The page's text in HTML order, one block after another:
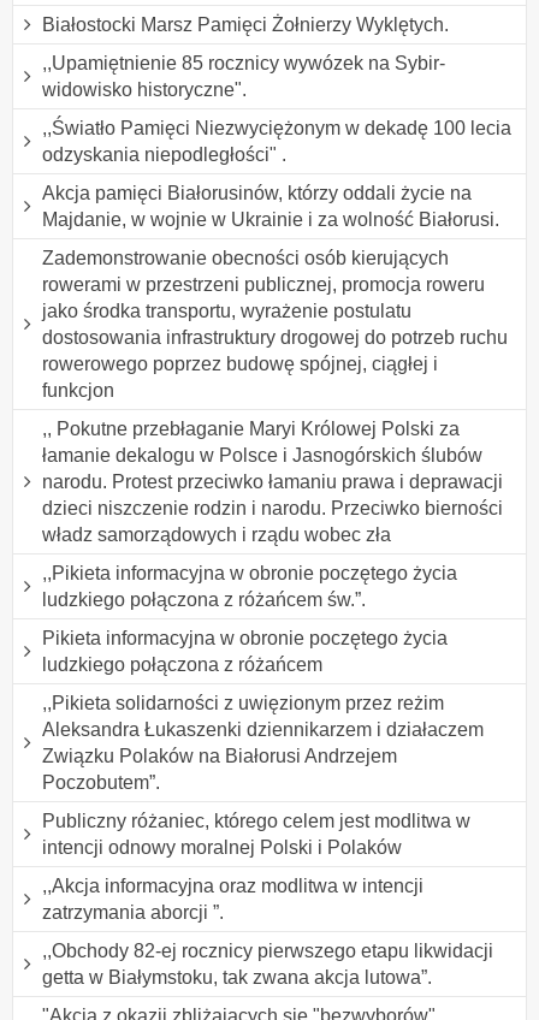
Białostocki Marsz Pamięci Żołnierzy Wyklętych.
,,Upamiętnienie 85 rocznicy wywózek na Sybir-
widowisko historyczne".
,,Światło Pamięci Niezwyciężonym w dekadę 100 lecia
odzyskania niepodległości" .
Akcja pamięci Białorusinów, którzy oddali życie na
Majdanie, w wojnie w Ukrainie i za wolność Białorusi.
Zademonstrowanie obecności osób kierujących
rowerami w przestrzeni publicznej, promocja roweru
jako środka transportu, wyrażenie postulatu
dostosowania infrastruktury drogowej do potrzeb ruchu
rowerowego poprzez budowę spójnej, ciągłej i
funkcjon
,, Pokutne przebłaganie Maryi Królowej Polski za
łamanie dekalogu w Polsce i Jasnogórskich ślubów
narodu. Protest przeciwko łamaniu prawa i deprawacji
dzieci niszczenie rodzin i narodu. Przeciwko bierności
władz samorządowych i rządu wobec zła
,,Pikieta informacyjna w obronie poczętego życia
ludzkiego połączona z różańcem św.”.
Pikieta informacyjna w obronie poczętego życia
ludzkiego połączona z różańcem
,,Pikieta solidarności z uwięzionym przez reżim
Aleksandra Łukaszenki dziennikarzem i działaczem
Związku Polaków na Białorusi Andrzejem
Poczobutem”.
Publiczny różaniec, którego celem jest modlitwa w
intencji odnowy moralnej Polski i Polaków
,,Akcja informacyjna oraz modlitwa w intencji
zatrzymania aborcji ”.
,,Obchody 82-ej rocznicy pierwszego etapu likwidacji
getta w Białymstoku, tak zwana akcja lutowa”.
"Akcja z okazji zbliżających się "bezwyborów"